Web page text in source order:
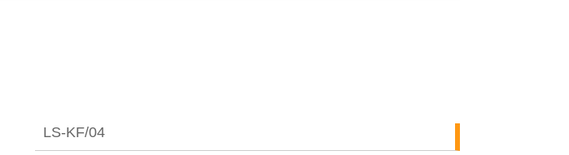
LS-KF/04